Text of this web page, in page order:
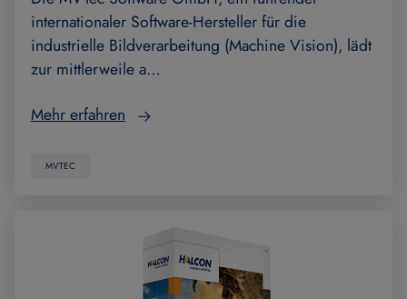
internationaler Software-Hersteller für die
industrielle Bildverarbeitung (Machine Vision), lädt
zur mittlerweile a…
Mehr erfahren
MVTEC